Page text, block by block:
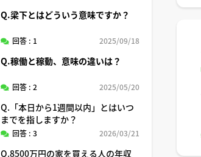
Q.梁下とはどういう意味ですか？
回答 : 1 2025/09/18
Q.稼働と稼動、意味の違いは？
回答 : 2 2025/05/20
Q.「本日から1週間以内」とはいつ
までを指しますか？
回答 : 3 2026/03/21
Q.8500万円の家を買える人の年収